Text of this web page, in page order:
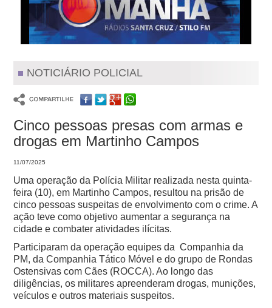
NOTICIÁRIO POLICIAL
Cinco pessoas presas com armas e
drogas em Martinho Campos
11/07/2025
Uma operação da Polícia Militar realizada nesta quinta-
feira (10), em Martinho Campos, resultou na prisão de
cinco pessoas suspeitas de envolvimento com o crime. A
ação teve como objetivo aumentar a segurança na
cidade e combater atividades ilícitas.
Participaram da operação equipes da Companhia da
PM, da Companhia Tático Móvel e do grupo de Rondas
Ostensivas com Cães (ROCCA). Ao longo das
diligências, os militares apreenderam drogas, munições,
veículos e outros materiais suspeitos.